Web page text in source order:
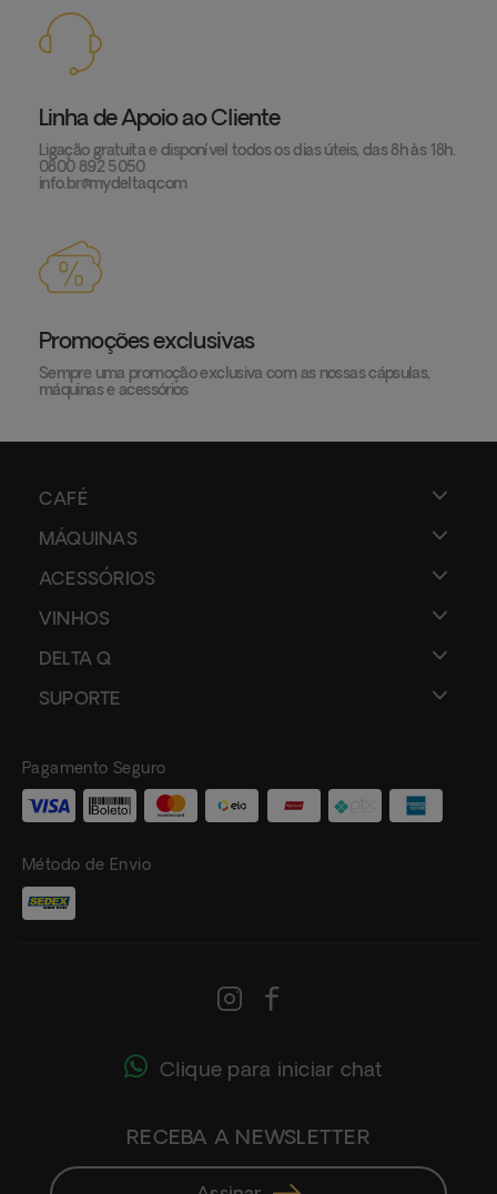
Linha de Apoio ao Cliente
Ligação gratuita e disponível todos os dias úteis, das 8h às 18h.
0800 892 5050
info.br@mydeltaq.com
Promoções exclusivas
Sempre uma promoção exclusiva com as nossas cápsulas,
máquinas e acessórios
CAFÉ
MÁQUINAS
ACESSÓRIOS
VINHOS
DELTA Q
SUPORTE
Pagamento Seguro
Método de Envio
Clique para iniciar chat
RECEBA A NEWSLETTER